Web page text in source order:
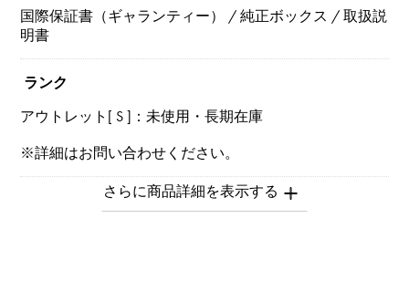
国際保証書（ギャランティー） / 純正ボックス / 取扱説
明書
ランク
アウトレット[ S ]：未使用・長期在庫
※詳細はお問い合わせください。
お問い合わせ商